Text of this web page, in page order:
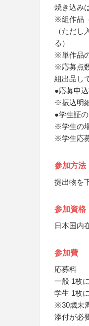
焼き込み
※組作品
（ただ
る）
※単作品
※応募点
組出品し
●応募申
※振込明
●学生証
※学生の
※学生応
参加方法
提出物を
参加資格
日本国内
参加費
応募料
一般 1枚
学生 1枚
※30歳未
添付が必